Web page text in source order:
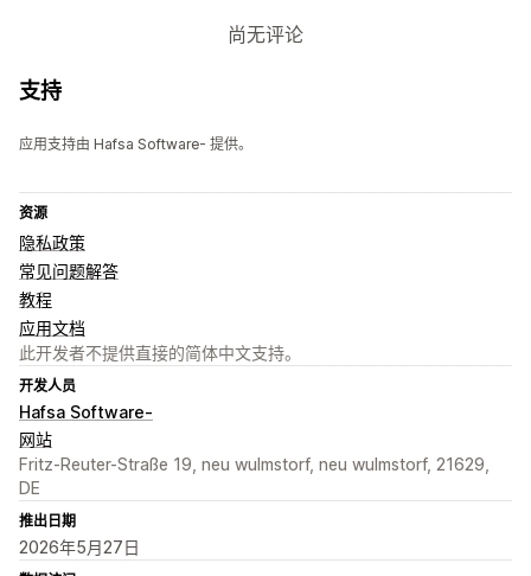
尚无评论
支持
应用支持由 Hafsa Software- 提供。
资源
隐私政策
常见问题解答
教程
应用文档
此开发者不提供直接的简体中文支持。
开发人员
Hafsa Software-
网站
Fritz-Reuter-Straße 19, neu wulmstorf, neu wulmstorf, 21629,
DE
推出日期
2026年5月27日